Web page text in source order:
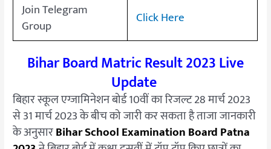
Join Telegram
Group
Click Here
Bihar Board Matric Result 2023 Live
Update
बिहार स्कूल एग्जामिनेशन बोर्ड 10वीं का रिजल्ट 28 मार्च 2023
से 31 मार्च 2023 के बीच को जारी कर सकता है ताजा जानकारी
के अनुसारBihar School Examination Board Patna